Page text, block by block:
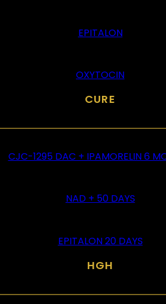
EPITALON
OXYTOCIN
CURE
CJC-1295 DAC + IPAMORELIN 6
NAD + 50 DAYS
EPITALON 20 DAYS
HGH